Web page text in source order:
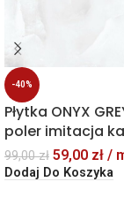
-40%
Płytka ONYX
poler imitacja
99,00zł 59,00 zł /
Dodaj Do Koszyka